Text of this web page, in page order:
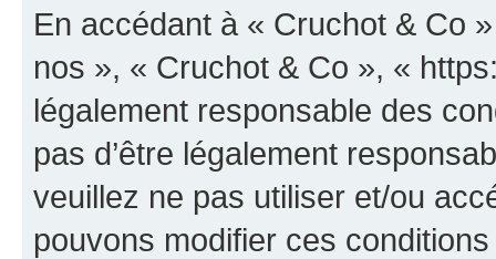
En accédant à « Cruchot & Co
nos », « Cruchot & Co », «
légalement responsable des
pas d’être légalement
veuillez ne pas utiliser et/ou
pouvons modifier ces